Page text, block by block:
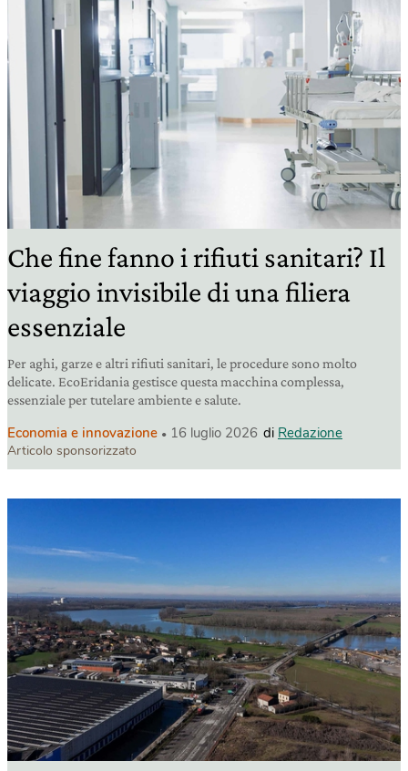
Che fine fanno i rifiuti sanitari? Il
viaggio invisibile di una filiera
essenziale
Per aghi, garze e altri rifiuti sanitari, le procedure sono molto
delicate. EcoEridania gestisce questa macchina complessa,
essenziale per tutelare ambiente e salute.
Economia e innovazione 16 luglio 2026 di Redazione
Articolo sponsorizzato